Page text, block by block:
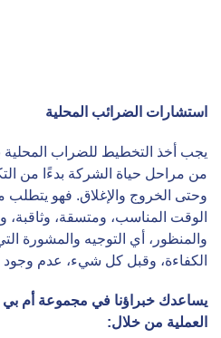
استشارات الضرائب المحلية
يجب أخذ التخطيط للضراب المحلية
من مراحل حياة الشركة بدءًا من
وحتى الخروج والإغلاق. فهو
الوقت المناسب، ومتسقة،
والمنظور، أي التوجيه والمشورة
الكفاءة، وقبل كل شيء، عدم
يساعدك خبراؤنا في مجموعة أم
العملية من خلال: